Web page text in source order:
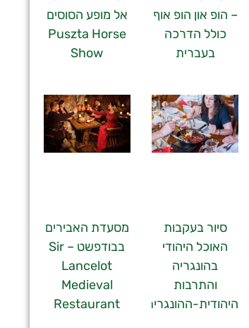
– הופ און הופ אוף
כולל הדרכה
בעברית
אל מופע הסוסים
Puszta Horse
Show
סיור בעקבות
האוכל היהודי
בהונגריה
והתרבות
היהודית-ההונגרית
מסעדת האבירים
בבודפשט – Sir
Lancelot
Medieval
Restaurant